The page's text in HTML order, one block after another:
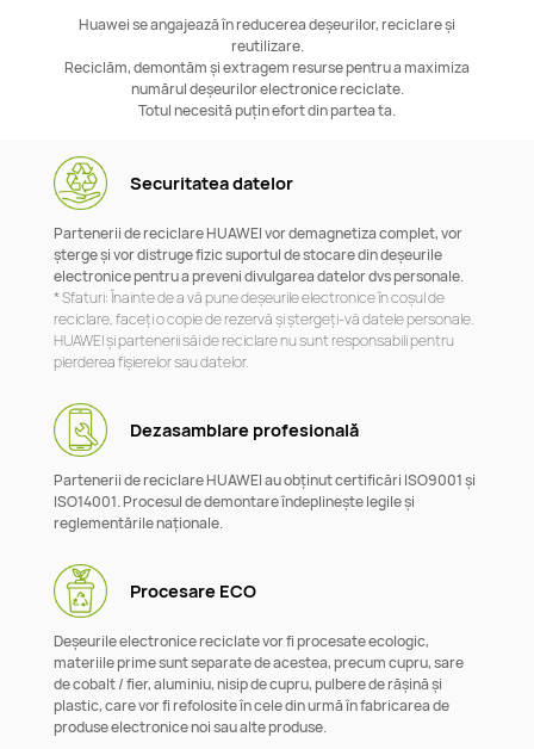
Huawei se angajează în reducerea deșeurilor, reciclare și
reutilizare.
Reciclăm, demontăm și extragem resurse pentru a maximiza
numărul deșeurilor electronice reciclate.
Totul necesită puțin efort din partea ta.
Securitatea datelor
Partenerii de reciclare HUAWEI vor demagnetiza complet, vor
șterge și vor distruge fizic suportul de stocare din deșeurile
electronice pentru a preveni divulgarea datelor dvs personale.
* Sfaturi: Înainte de a vă pune deșeurile electronice în coșul de
reciclare, faceți o copie de rezervă și ștergeți-vă datele personale.
HUAWEI și partenerii săi de reciclare nu sunt responsabili pentru
pierderea fișierelor sau datelor.
Dezasamblare profesională
Partenerii de reciclare HUAWEI au obținut certificări ISO9001 și
ISO14001. Procesul de demontare îndeplinește legile și
reglementările naționale.
Procesare ECO
Deșeurile electronice reciclate vor fi procesate ecologic,
materiile prime sunt separate de acestea, precum cupru, sare
de cobalt / fier, aluminiu, nisip de cupru, pulbere de rășină și
plastic, care vor fi refolosite în cele din urmă în fabricarea de
produse electronice noi sau alte produse.